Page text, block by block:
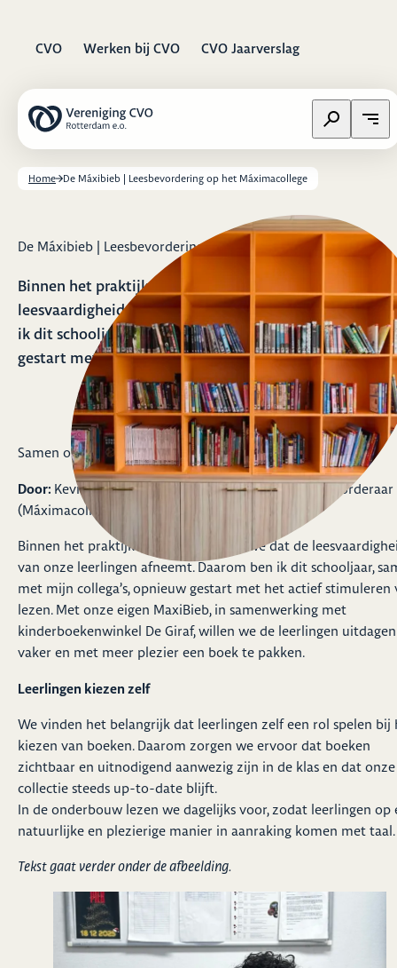
CVO Werken bij CVO CVO Jaarverslag
Zoeken op
Home De Máxibieb | Leesbevordering op het Máximacollege
De Máxibieb | Leesbevordering op het Máximacollege
Binnen het praktijkonderwijs merken we dat de
leesvaardigheid van onze leerlingen afneemt. Daarom
ik dit schooljaar, samen met mijn collega’s, opnieuw
gestart met het actief stimuleren van lezen.
Samen op weg naar UNESCO
Door: Kevin Huisman - Mentor Bovenbouw - Leesbevorderaar
(Máximacollege)
Binnen het praktijkonderwijs merken we dat de
van onze leerlingen afneemt. Daarom ben ik dit schooljaar,
met mijn collega’s, opnieuw gestart met het actief stimuleren
lezen. Met onze eigen MaxiBieb, in samenwerking met
kinderboekenwinkel De Giraf, willen we de leerlingen
vaker en met meer plezier een boek te pakken.
Leerlingen kiezen zelf
We vinden het belangrijk dat leerlingen zelf een rol spelen bij
kiezen van boeken. Daarom zorgen we ervoor dat boeken
zichtbaar en uitnodigend aanwezig zijn in de klas en dat onze
collectie steeds up-to-date blijft.
In de onderbouw lezen we dagelijks voor, zodat leerlingen op
natuurlijke en plezierige manier in aanraking komen met taal.
Tekst gaat verder onder de afbeelding.